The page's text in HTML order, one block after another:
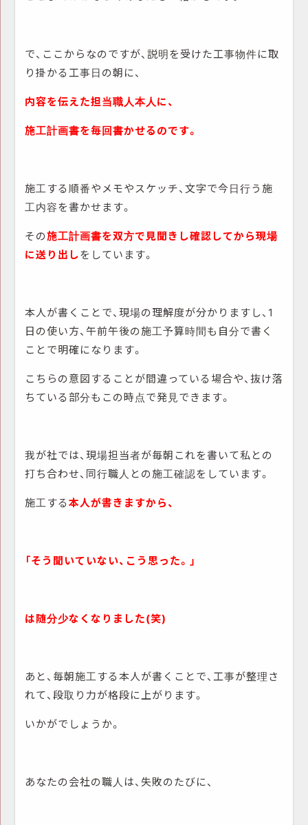
で、ここからなのですが、説明を受けた工事物件に取
り掛かる工事日の朝に、
内容を伝えた担当職人本人に、
施工計画書を毎回書かせるのです。
施工する順番やメモやスケッチ、文字で今日行う施
工内容を書かせます。
その施工計画書を双方で見聞きし確認してから現場
に送り出しをしています。
本人が書くことで、現場の理解度が分かりますし、1
日の使い方、午前午後の施工予算時間も自分で書く
ことで明確になります。
こちらの意図することが間違っている場合や、抜け落
ちている部分もこの時点で発見できます。
我が社では、現場担当者が毎朝これを書いて私との
打ち合わせ、同行職人との施工確認をしています。
施工する本人が書きますから、
「そう聞いていない、こう思った。」
は随分少なくなりました(笑)
あと、毎朝施工する本人が書くことで、工事が整理さ
れて、段取り力が格段に上がります。
いかがでしょうか。
あなたの会社の職人は、失敗のたびに、